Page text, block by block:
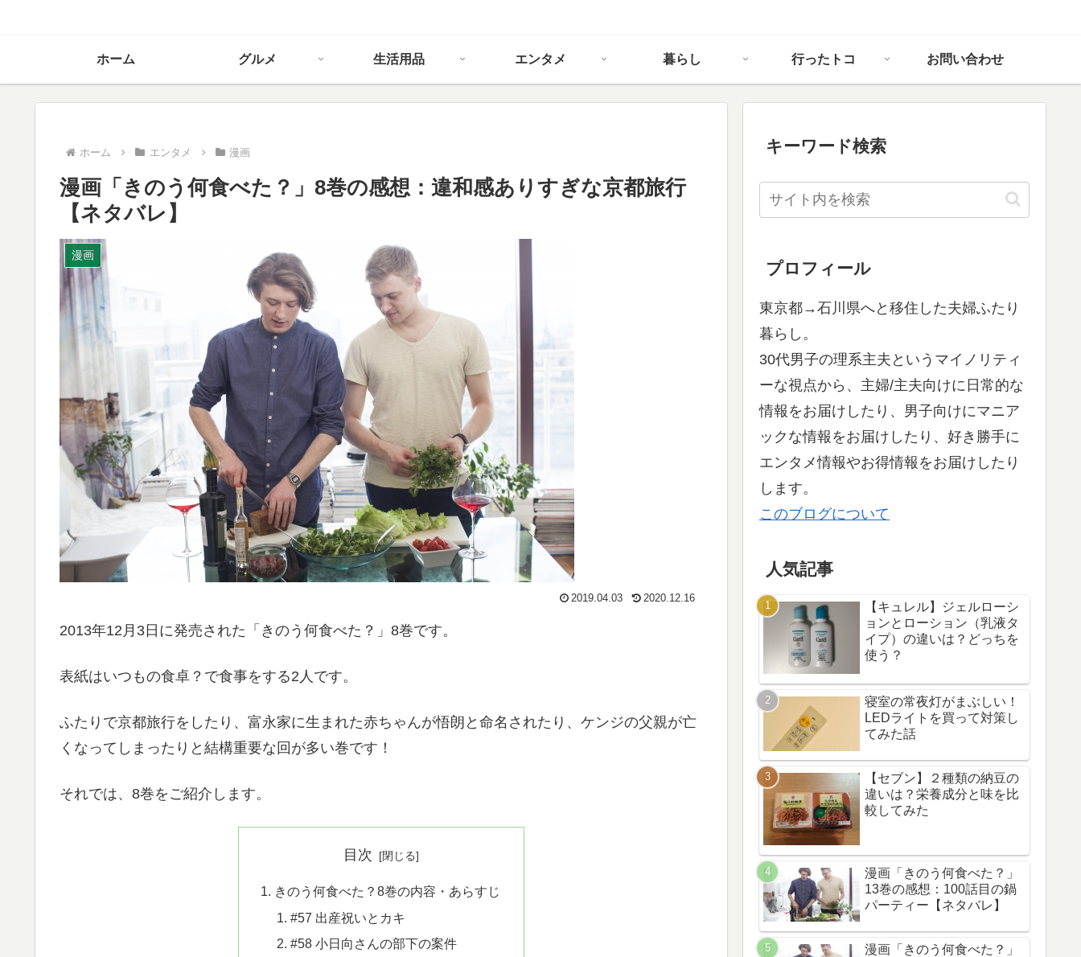
ホーム グルメ 生活用品 エンタメ 暮らし 行ったトコ お問い合わせ
ホーム エンタメ 漫画
漫画「きのう何食べた？」8巻の感想：違和感ありすぎな京都旅行
【ネタバレ】
漫画
2019.04.03 2020.12.16
2013年12月3日に発売された「きのう何食べた？」8巻です。
表紙はいつもの食卓？で食事をする2人です。
ふたりで京都旅行をしたり、富永家に生まれた赤ちゃんが悟朗と命名されたり、ケンジの父親が亡
くなってしまったりと結構重要な回が多い巻です！
それでは、8巻をご紹介します。
目次
きのう何食べた？8巻の内容・あらすじ
#57 出産祝いとカキ
#58 小日向さんの部下の案件
キーワード検索
プロフィール
東京都→石川県へと移住した夫婦ふたり
暮らし。
30代男子の理系主夫というマイノリティ
ーな視点から、主婦/主夫向けに日常的な
情報をお届けしたり、男子向けにマニア
ックな情報をお届けしたり、好き勝手に
エンタメ情報やお得情報をお届けしたり
します。
このブログについて
人気記事
【キュレル】ジェルローシ
ョンとローション（乳液タ
イプ）の違いは？どっちを
使う？
寝室の常夜灯がまぶしい！
LEDライトを買って対策し
てみた話
【セブン】２種類の納豆の
違いは？栄養成分と味を比
較してみた
漫画「きのう何食べた？」
13巻の感想：100話目の鍋
パーティー【ネタバレ】
漫画「きのう何食べた？」